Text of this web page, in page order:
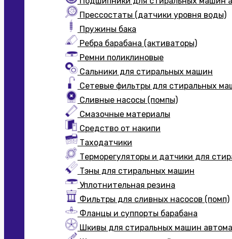
Прессостаты (датчики уровня воды)
Пружины бака
Ребра барабана (активаторы)
Ремни поликлиновые
Сальники для стиральных машин
Сетевые фильтры для стиральных
Сливные насосы (помпы)
Смазочные материалы
Средство от накипи
Таходатчики
Терморегуляторы и датчики для
Тэны для стиральных машин
Уплотнительная резина
Фильтры для сливных насосов (помп)
Фланцы и суппорты барабана
Шкивы для стиральных машин